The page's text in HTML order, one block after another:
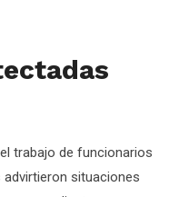
trabajo de funcionarios
situaciones